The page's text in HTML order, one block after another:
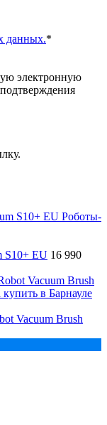
данных.*
электронную
S10+ EU 16 990
Vacuum Brush